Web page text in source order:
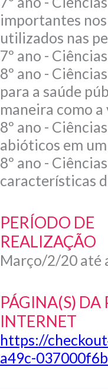
importantes
utilizados nas
7º ano -
8º ano -
para a saúde
maneira como
8º ano -
abióticos em
8º ano -
características
PERÍODO DE
REALIZAÇÃO
Março/2/20 até
PÁGINA(S)
INTERNET
https://
a49c-